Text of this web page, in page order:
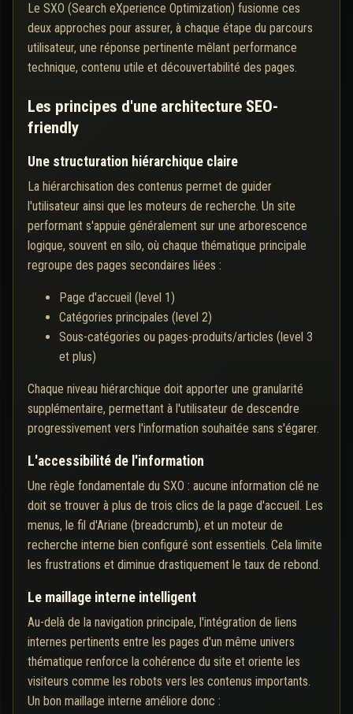
Le SXO (Search eXperience Optimization) fusionne ces
deux approches pour assurer, à chaque étape du parcours
utilisateur, une réponse pertinente mêlant performance
technique, contenu utile et découvertabilité des pages.
Les principes d'une architecture SEO-
friendly
Une structuration hiérarchique claire
La hiérarchisation des contenus permet de guider
l'utilisateur ainsi que les moteurs de recherche. Un site
performant s'appuie généralement sur une arborescence
logique, souvent en silo, où chaque thématique principale
regroupe des pages secondaires liées :
Page d'accueil (level 1)
Catégories principales (level 2)
Sous-catégories ou pages-produits/articles (level 3
et plus)
Chaque niveau hiérarchique doit apporter une granularité
supplémentaire, permettant à l'utilisateur de descendre
progressivement vers l'information souhaitée sans s'égarer.
L'accessibilité de l'information
Une règle fondamentale du SXO : aucune information clé ne
doit se trouver à plus de trois clics de la page d'accueil. Les
menus, le fil d'Ariane (breadcrumb), et un moteur de
recherche interne bien configuré sont essentiels. Cela limite
les frustrations et diminue drastiquement le taux de rebond.
Le maillage interne intelligent
Au-delà de la navigation principale, l'intégration de liens
internes pertinents entre les pages d'un même univers
thématique renforce la cohérence du site et oriente les
visiteurs comme les robots vers les contenus importants.
Un bon maillage interne améliore donc :